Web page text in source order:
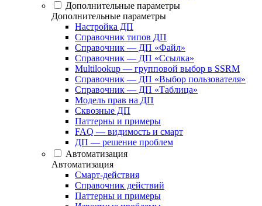
Дополнительные параметры
Дополнительные параметры
Настройка ДП
Справочник типов ДП
Справочник — ДП «Файл»
Справочник — ДП «Ссылка»
Multilookup — групповой выбор в SSRM
Справочник — ДП «Выбор пользователя»
Справочник — ДП «Таблица»
Модель прав на ДП
Сквозные ДП
Паттерны и примеры
FAQ — видимость и смарт
ДП — решение проблем
Автоматизация
Автоматизация
Смарт-действия
Справочник действий
Паттерны и примеры